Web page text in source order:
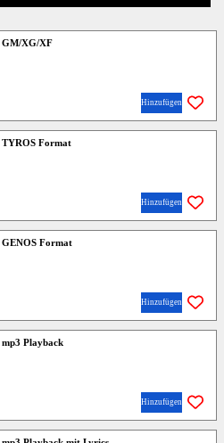
GM/XG/XF
Hinzufügen
TYROS Format
Hinzufügen
GENOS Format
Hinzufügen
Playback
Hinzufügen